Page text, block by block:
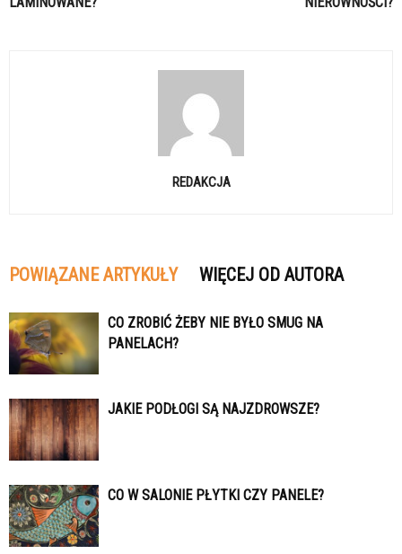
REDAKCJA
POWIĄZANE ARTYKUŁY WIĘCEJ OD AUTORA
CO ZROBIĆ ŻEBY NIE BYŁO SMUG NA
PANELACH?
JAKIE PODŁOGI SĄ NAJZDROWSZE?
CO W SALONIE PŁYTKI CZY PANELE?